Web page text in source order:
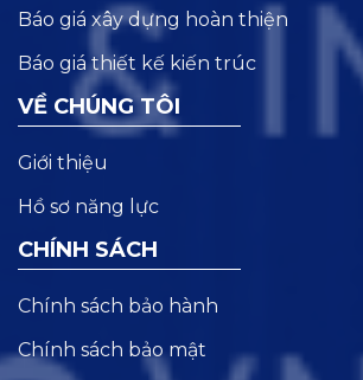
Báo giá xây dựng hoàn thiện
Báo giá thiết kế kiến trúc
VỀ CHÚNG TÔI
Giới thiệu
Hồ sơ năng lực
CHÍNH SÁCH
Chính sách bảo hành
Chính sách bảo mật